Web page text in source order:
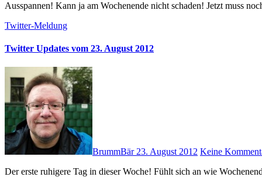
Ausspannen! Kann ja am Wochenende nicht schaden! Jetzt muss
Twitter-Meldung
Twitter Updates vom 23. August 2012
BrummBär 23. August 2012 Keine
Der erste ruhigere Tag in dieser Woche! Fühlt sich an wie